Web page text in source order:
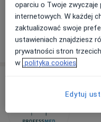
Konsultacja
Poproś o wizytę
oparciu o Twoje zwyczaje
internetowych. W każdej
zaktualizować swoje
ustawieniach znajdziesz
prywatności stron
w polityka cookies
Edytuj